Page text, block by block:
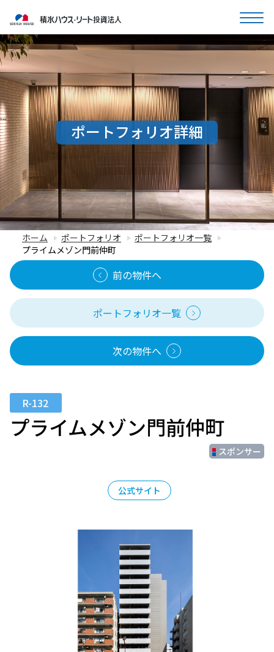
ポートフォリオ詳細
ホーム ポートフォリオ
ポートフォリオ一覧
プライムメゾン門前仲町
前の物件へ
ポートフォリオ一覧
次の物件へ
R-132
プライムメゾン門前仲町
スポンサー
公式サイト